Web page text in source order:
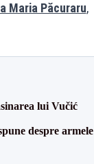
Maria Păcuraru,
lui Vučić
despre armele